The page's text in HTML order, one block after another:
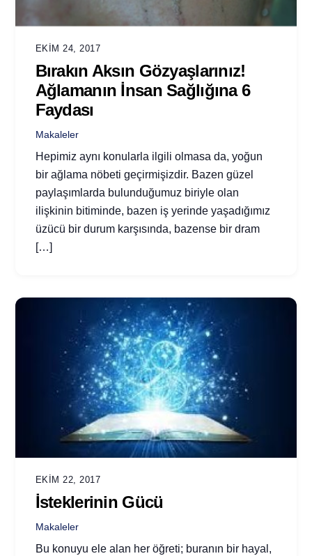
EKIM 24, 2017
Bırakın Aksın Gözyaşlarınız!
Ağlamanın İnsan Sağlığına 6
Faydası
Makaleler
Hepimiz aynı konularla ilgili olmasa da, yoğun
bir ağlama nöbeti geçirmişizdir. Bazen güzel
paylaşımlarda bulunduğumuz biriyle olan
ilişkinin bitiminde, bazen iş yerinde yaşadığımız
üzücü bir durum karşısında, bazense bir dram
[…]
EKIM 22, 2017
İsteklerinin Gücü
Makaleler
Bu konuyu ele alan her öğreti; buranın bir hayal,